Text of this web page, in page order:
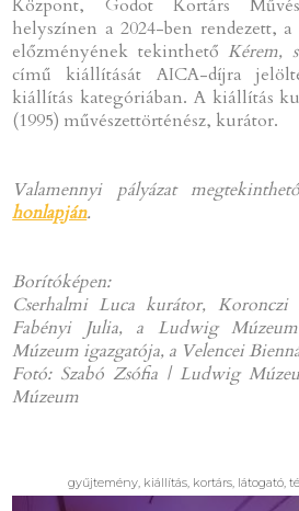
Központ, Godot Kortárs
helyszínen a 2024-ben rendezett,
előzményének tekinthetőKérem,
című kiállítását AICA-díjra
kiállítás kategóriában. A kiállítás
(1995) művészettörténész, kurátor.
Valamennyi pályázat
honlapján.
Borítóképen:
Cserhalmi Luca kurátor, Koronczi
Fabényi Julia, a Ludwig
Múzeum igazgatója, a Velencei
Fotó: Szabó Zsófia | Ludwig
Múzeum
gyűjtemény, kiállítás, kortárs, látogató,